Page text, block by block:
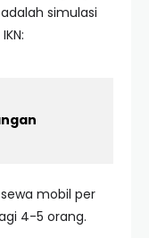
simulasi
mobil per
4-5 orang.